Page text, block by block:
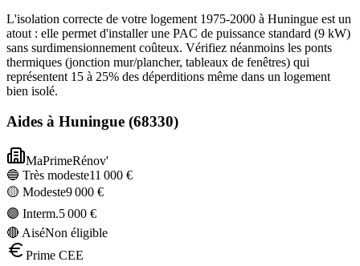
L'isolation correcte de votre logement 1975-2000 à Huningue est un
atout : elle permet d'installer une PAC de puissance standard (9 kW)
sans surdimensionnement coûteux. Vérifiez néanmoins les ponts
thermiques (jonction mur/plancher, tableaux de fenêtres) qui
représentent 15 à 25% des déperditions même dans un logement
bien isolé.
Aides à Huningue (68330)
MaPrimeRénov'
🔵 Très modeste11 000 €
🟡 Modeste9 000 €
🟣 Interm.5 000 €
🔴 AiséNon éligible
Prime CEE